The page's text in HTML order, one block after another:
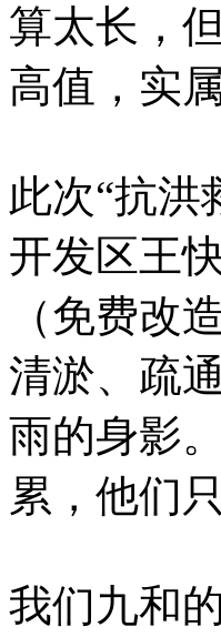
算太长，
高值，实
此次“抗洪
开发区王
（免费改
清淤、疏
雨的身影
累，他们
我们九和